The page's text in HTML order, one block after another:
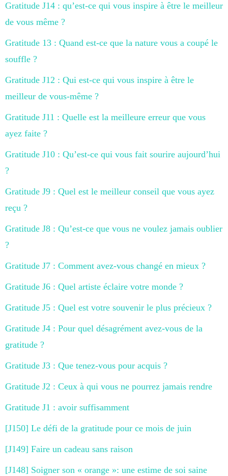
Gratitude J14 : qu’est-ce qui vous inspire à être le meilleur
de vous même ?
Gratitude 13 : Quand est-ce que la nature vous a coupé le
souffle ?
Gratitude J12 : Qui est-ce qui vous inspire à être le
meilleur de vous-même ?
Gratitude J11 : Quelle est la meilleure erreur que vous
ayez faite ?
Gratitude J10 : Qu’est-ce qui vous fait sourire aujourd’hui
?
Gratitude J9 : Quel est le meilleur conseil que vous ayez
reçu ?
Gratitude J8 : Qu’est-ce que vous ne voulez jamais oublier
?
Gratitude J7 : Comment avez-vous changé en mieux ?
Gratitude J6 : Quel artiste éclaire votre monde ?
Gratitude J5 : Quel est votre souvenir le plus précieux ?
Gratitude J4 : Pour quel désagrément avez-vous de la
gratitude ?
Gratitude J3 : Que tenez-vous pour acquis ?
Gratitude J2 : Ceux à qui vous ne pourrez jamais rendre
Gratitude J1 : avoir suffisamment
[J150] Le défi de la gratitude pour ce mois de juin
[J149] Faire un cadeau sans raison
[J148] Soigner son « orange »: une estime de soi saine